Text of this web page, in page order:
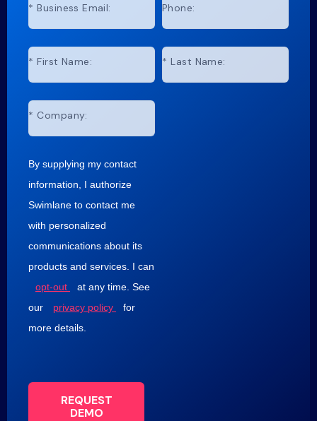
* Business Email: Phone:
* First Name: * Last Name:
* Company:
By supplying my contact
information, I authorize
Swimlane to contact me
with personalized
communications about its
products and services. I can
opt-out
at any time. See
our
privacy policy
for
more details.
REQUEST
DEMO